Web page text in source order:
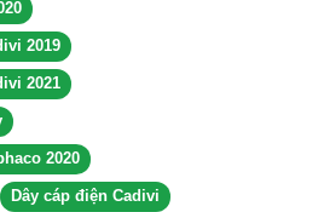
2019
2021
2020
Dây cáp điện Cadivi